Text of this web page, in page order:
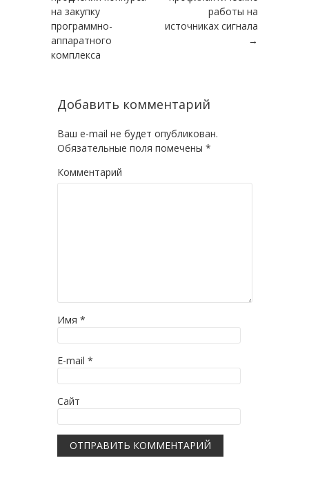
на закупку
программно-
аппаратного
комплекса
работы на
источниках сигнала
→
Добавить комментарий
Ваш e-mail не будет опубликован.
Обязательные поля помечены *
Комментарий
Имя *
E-mail *
Сайт